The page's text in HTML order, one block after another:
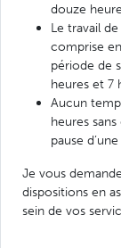
douze
Le travail
comprise
période de
heures et 7
Aucun
heures
pause
Je vous
dispositions en
sein de vos